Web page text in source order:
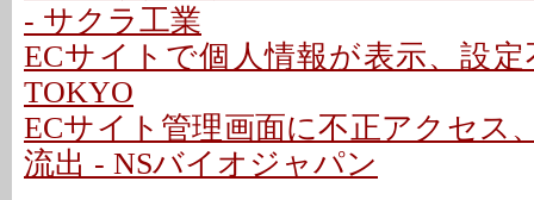
- サクラ工業
ECサイトで個人情報が表示、設定
TOKYO
ECサイト管理画面に不正アクセス
流出 - NSバイオジャパン